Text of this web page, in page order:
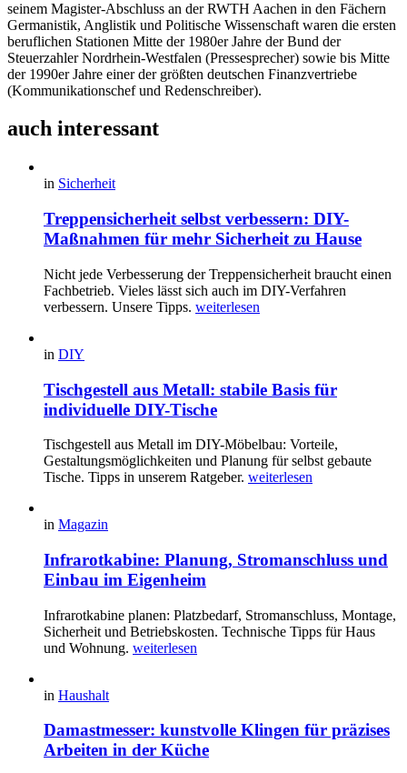
seinem Magister-Abschluss an der RWTH Aachen in den Fächern
Germanistik, Anglistik und Politische Wissenschaft waren die ersten
beruflichen Stationen Mitte der 1980er Jahre der Bund der
Steuerzahler Nordrhein-Westfalen (Pressesprecher) sowie bis Mitte
der 1990er Jahre einer der größten deutschen Finanzvertriebe
(Kommunikationschef und Redenschreiber).
auch interessant
in Sicherheit
Treppensicherheit selbst verbessern: DIY-
Maßnahmen für mehr Sicherheit zu Hause
Nicht jede Verbesserung der Treppensicherheit braucht einen
Fachbetrieb. Vieles lässt sich auch im DIY-Verfahren
verbessern. Unsere Tipps. weiterlesen
in DIY
Tischgestell aus Metall: stabile Basis für
individuelle DIY-Tische
Tischgestell aus Metall im DIY-Möbelbau: Vorteile,
Gestaltungsmöglichkeiten und Planung für selbst gebaute
Tische. Tipps in unserem Ratgeber. weiterlesen
in Magazin
Infrarotkabine: Planung, Stromanschluss und
Einbau im Eigenheim
Infrarotkabine planen: Platzbedarf, Stromanschluss, Montage,
Sicherheit und Betriebskosten. Technische Tipps für Haus
und Wohnung. weiterlesen
in Haushalt
Damastmesser: kunstvolle Klingen für präzises
Arbeiten in der Küche